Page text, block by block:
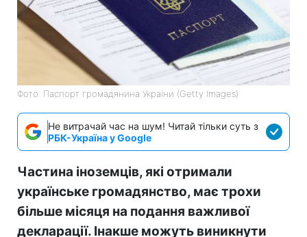
Фото: Паспорт громадянина України (Getty Images)
Не витрачай час на шум! Читай тільки суть з
РБК-Україна у Google
Частина іноземців, які отримали
українське громадянство, має трохи
більше місяця на подання важливої
декларації. Інакше можуть виникнути